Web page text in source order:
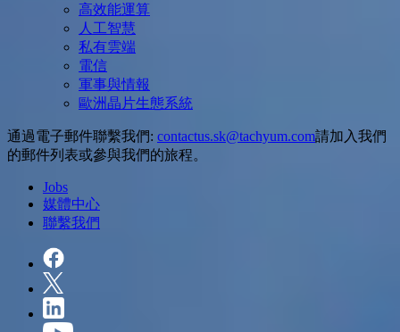
高效能運算
人工智慧
私有雲端
電信
軍事與情報
歐洲晶片生態系統
通過電子郵件聯繫我們:
請加入我們
的郵件列表或參與我們的旅程。
Jobs
媒體中心
聯繫我們